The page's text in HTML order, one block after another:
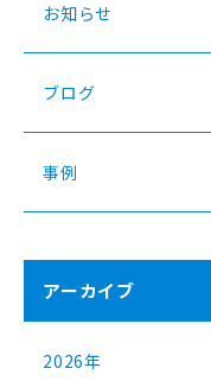
お知らせ
ブログ
事例
アーカイブ
2026年